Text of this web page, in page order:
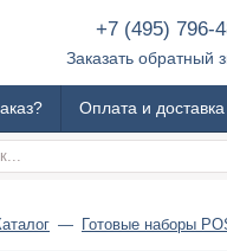
+7 (495) 796-
Заказать обратный
Оплата и доставка
Готовые наборы